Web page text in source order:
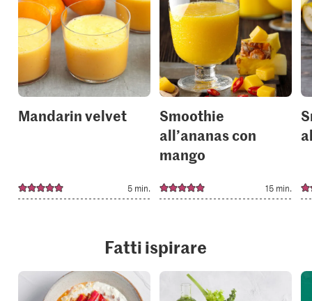
it
your
collections.
Mandarin velvet
5 min.
or
add
it
to
your
Smoothie
all’ananas con
mango
15 min.
Fatti ispirare